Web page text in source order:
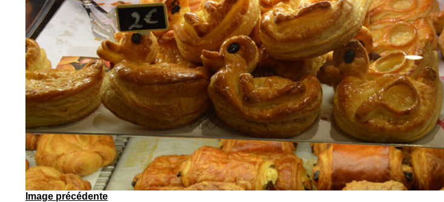
Image précédente